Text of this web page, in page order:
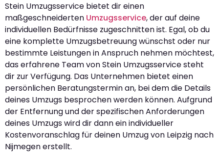
Stein Umzugsservice bietet dir einen
maßgeschneiderten Umzugsservice, der auf deine
individuellen Bedürfnisse zugeschnitten ist. Egal, ob du
eine komplette Umzugsbetreuung wünschst oder nur
bestimmte Leistungen in Anspruch nehmen möchtest,
das erfahrene Team von Stein Umzugsservice steht
dir zur Verfügung. Das Unternehmen bietet einen
persönlichen Beratungstermin an, bei dem die Details
deines Umzugs besprochen werden können. Aufgrund
der Entfernung und der spezifischen Anforderungen
deines Umzugs wird dir dann ein individueller
Kostenvoranschlag für deinen Umzug von Leipzig nach
Nijmegen erstellt.